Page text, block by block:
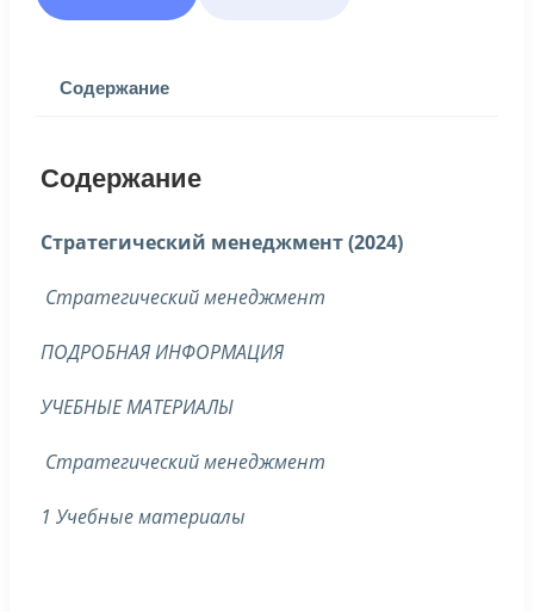
Содержание
Содержание
Стратегический менеджмент (2024)
Стратегический менеджмент
ПОДРОБНАЯ ИНФОРМАЦИЯ
УЧЕБНЫЕ МАТЕРИАЛЫ
Стратегический менеджмент
1 Учебные материалы